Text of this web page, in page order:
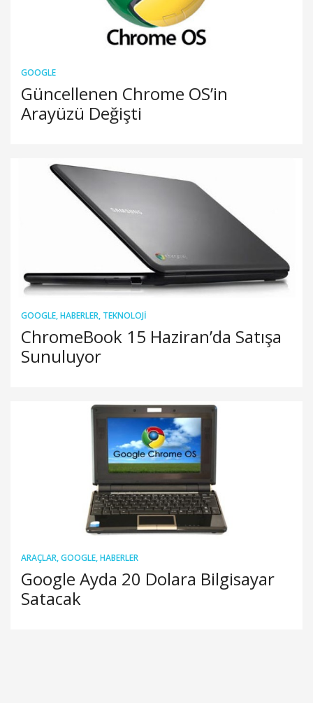
GOOGLE
Güncellenen Chrome OS’in
Arayüzü Değişti
GOOGLE,HABERLER, TEKNOLOJI
ChromeBook 15 Haziran’da Satışa
Sunuluyor
ARAÇLAR,GOOGLE,HABERLER
Google Ayda 20 Dolara Bilgisayar
Satacak